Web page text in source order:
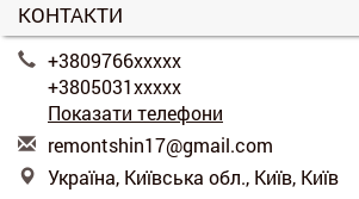
КОНТАКТИ
+3809766xxxxx
+3805031xxxxx
Показати телефони
remontshin17@gmail.com
Україна, Київська обл., Київ, Київ